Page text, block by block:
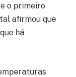
o primeiro
afirmou que
há